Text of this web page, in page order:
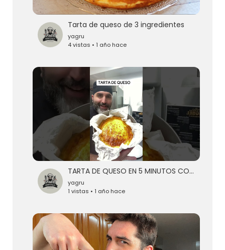
Tarta de queso de 3 ingredientes
yagru
4 vistas • 1 año hace
TARTA DE QUESO EN 5 MINUTOS CON SOLO 4 INGREDIENTES
yagru
1 vistas • 1 año hace